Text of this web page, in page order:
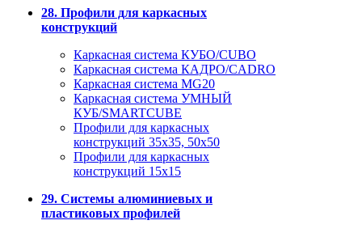
28. Профили для каркасных
конструкций
Каркасная система КУБО/CUBO
Каркасная система КАДРО/CADRO
Каркасная система MG20
Каркасная система УМНЫЙ
КУБ/SMARTCUBE
Профили для каркасных
конструкций 35x35, 50x50
Профили для каркасных
конструкций 15х15
29. Системы алюминиевых и
пластиковых профилей